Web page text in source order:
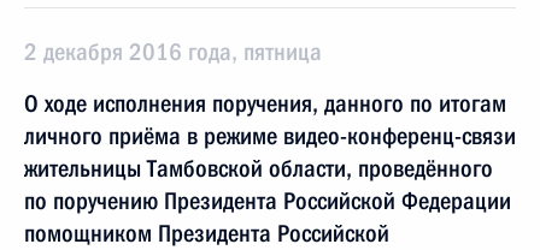
2 декабря 2016 года, пятница
О ходе исполнения поручения, данного по итогам
личного приёма в режиме видео-конференц-связи
жительницы Тамбовской области, проведённого
по поручению Президента Российской Федерации
помощником Президента Российской